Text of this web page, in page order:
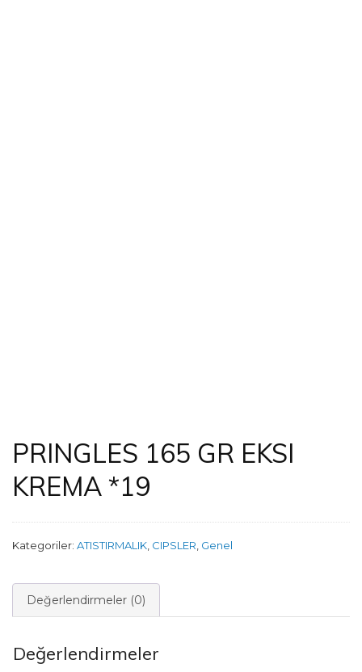
PRINGLES 165 GR EKSI
KREMA *19
Kategoriler: ATISTIRMALIK, CIPSLER, Genel
Değerlendirmeler (0)
Değerlendirmeler